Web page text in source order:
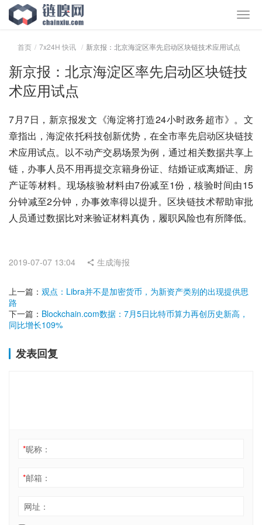
首页 7x24H 快讯 新京报：北京海淀区率先启动区块链技术应用试点
新京报：北京海淀区率先启动区块链技
术应用试点
7月7日，新京报发文《海淀将打造24小时政务超市》。文
章指出，海淀依托科技创新优势，在全市率先启动区块链技
术应用试点。以不动产交易场景为例，通过相关数据共享上
链，办事人员不用再提交京籍身份证、结婚证或离婚证、房
产证等材料。现场核验材料由7份减至1份，核验时间由15
分钟减至2分钟，办事效率得以提升。区块链技术帮助审批
人员通过数据比对来验证材料真伪，履职风险也有所降低。
2019-07-07 13:04 生成海报
上一篇： 观点：Libra并不是加密货币，为新资产类别的出现提供思
路
下一篇： Blockchain.com数据：7月5日比特币算力再创历史新高，
同比增长109%
发表回复
*昵称：
*邮箱：
网址：